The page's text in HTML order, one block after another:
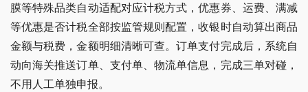
膜等特殊品类自动适配对应计税方式，优惠券、运费、满减
等优惠是否计税全部按监管规则配置，收银时自动算出商品
金额与税费，金额明细清晰可查。订单支付完成后，系统自
动向海关推送订单、支付单、物流单信息，完成三单对碰，
不用人工单独申报。